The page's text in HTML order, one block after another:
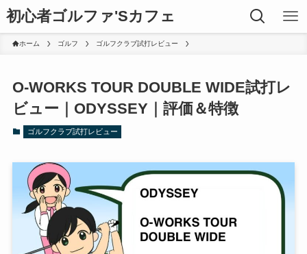
初心者ゴルファ'Sカフェ
ホーム ゴルフ ゴルフクラブ試打レビュー
O-WORKS TOUR DOUBLE WIDE試打レ
ビュー｜ODYSSEY｜評価＆特徴
ゴルフクラブ試打レビュー